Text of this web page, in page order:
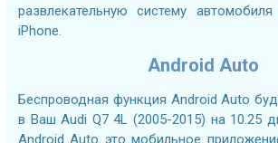
развлекательную систему
iPhone.
Android Auto
Беспроводная функция Android Auto
в Ваш Audi Q7 4L (2005-2015) на 10.25
Android Auto это мобильное